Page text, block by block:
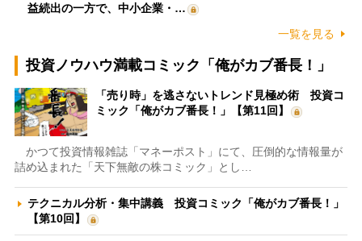
益続出の一方で、中小企業・…
一覧を見る
投資ノウハウ満載コミック「俺がカブ番長！」
「売り時」を逃さないトレンド見極め術 投資コ
ミック「俺がカブ番長！」【第11回】
かつて投資情報雑誌「マネーポスト」にて、圧倒的な情報量が
詰め込まれた「天下無敵の株コミック」とし…
テクニカル分析・集中講義 投資コミック「俺がカブ番長！」
【第10回】